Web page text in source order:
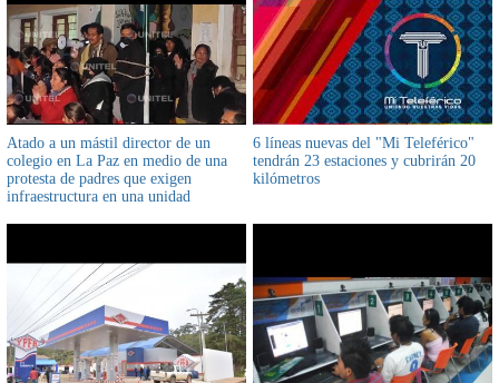
Atado a un mástil director de un
colegio en La Paz en medio de una
protesta de padres que exigen
infraestructura en una unidad
6 líneas nuevas del "Mi Teleférico"
tendrán 23 estaciones y cubrirán 20
kilómetros